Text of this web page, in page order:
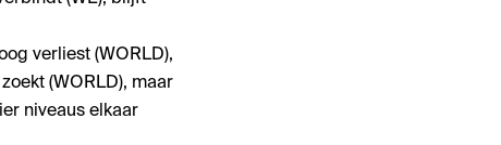
verliest (WORLD),
(WORLD), maar
niveaus elkaar